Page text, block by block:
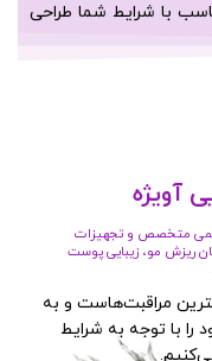
با شرایط شما طراحی
آویژه
تیمی متخصص و تجهیزات
ریزش مو، زیبایی پوست
مراقبت‌هاست و به
را با توجه به شرایط